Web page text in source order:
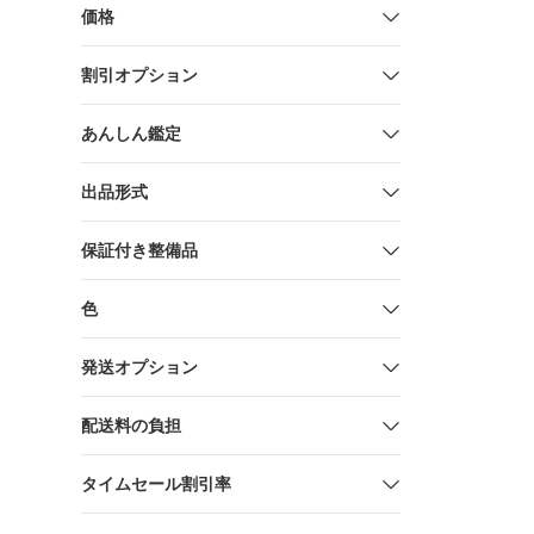
価格
割引オプション
あんしん鑑定
出品形式
保証付き整備品
色
発送オプション
配送料の負担
タイムセール割引率